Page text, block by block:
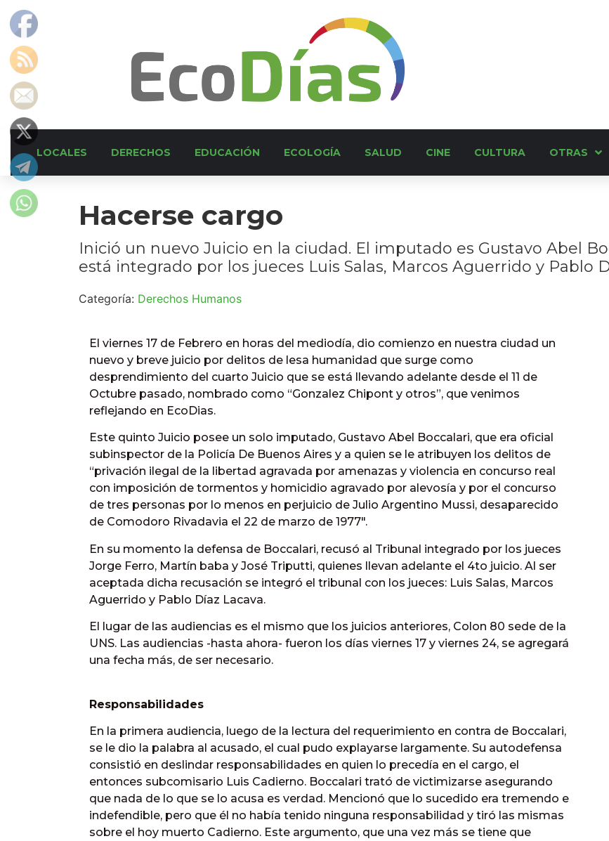
LOCALES DERECHOS EDUCACIÓN ECOLOGÍA SALUD CINE CULTURA OTRAS
Hacerse cargo
Inició un nuevo Juicio en la ciudad. El imputado es Gustavo Abel
está integrado por los jueces Luis Salas, Marcos Aguerrido y Pablo
Categoría: Derechos Humanos
El viernes 17 de Febrero en horas del mediodía, dio comienzo en nuestra ciudad un
nuevo y breve juicio por delitos de lesa humanidad que surge como
desprendimiento del cuarto Juicio que se está llevando adelante desde el 11 de
Octubre pasado, nombrado como “Gonzalez Chipont y otros”, que venimos
reflejando en EcoDias.
Este quinto Juicio posee un solo imputado, Gustavo Abel Boccalari, que era oficial
subinspector de la Policía De Buenos Aires y a quien se le atribuyen los delitos de
“privación ilegal de la libertad agravada por amenazas y violencia en concurso real
con imposición de tormentos y homicidio agravado por alevosía y por el concurso
de tres personas por lo menos en perjuicio de Julio Argentino Mussi, desaparecido
de Comodoro Rivadavia el 22 de marzo de 1977″.
En su momento la defensa de Boccalari, recusó al Tribunal integrado por los jueces
Jorge Ferro, Martín baba y José Triputti, quienes llevan adelante el 4to juicio. Al ser
aceptada dicha recusación se integró el tribunal con los jueces: Luis Salas, Marcos
Aguerrido y Pablo Díaz Lacava.
El lugar de las audiencias es el mismo que los juicios anteriores, Colon 80 sede de la
UNS. Las audiencias -hasta ahora- fueron los días viernes 17 y viernes 24, se agregará
una fecha más, de ser necesario.
Responsabilidades
En la primera audiencia, luego de la lectura del requerimiento en contra de Boccalari,
se le dio la palabra al acusado, el cual pudo explayarse largamente. Su autodefensa
consistió en deslindar responsabilidades en quien lo precedía en el cargo, el
entonces subcomisario Luis Cadierno. Boccalari trató de victimizarse asegurando
que nada de lo que se lo acusa es verdad. Mencionó que lo sucedido era tremendo e
indefendible, pero que él no había tenido ninguna responsabilidad y tiró las mismas
sobre el hoy muerto Cadierno. Este argumento, que una vez más se tiene que